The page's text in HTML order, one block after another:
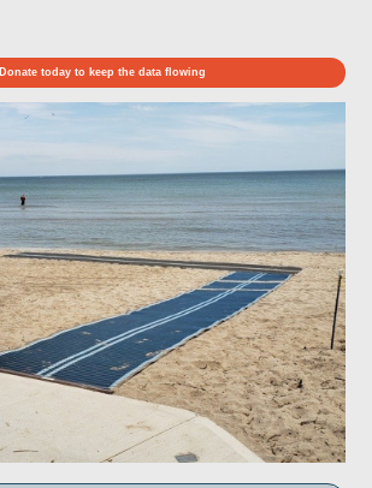
Donate today to keep the data flowing